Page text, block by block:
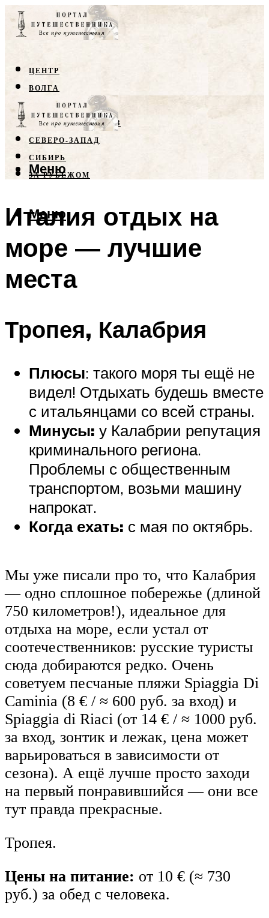
ЦЕНТР
ВОЛГА
КРЫМ
СЕВЕРНЫЙ КАВКАЗ
СЕВЕРО-ЗАПАД
СИБИРЬ
ЗА РУБЕЖОМ
Меню
Меню
Италия отдых на
море — лучшие
места
Тропея, Калабрия
Плюсы: такого моря ты ещё не
видел! Отдыхать будешь вместе
с итальянцами со всей страны.
Минусы: у Калабрии репутация
криминального региона.
Проблемы с общественным
транспортом, возьми машину
напрокат.
Когда ехать: с мая по октябрь.
Мы уже писали про то, что Калабрия
— одно сплошное побережье (длиной
750 километров!), идеальное для
отдыха на море, если устал от
соотечественников: русские туристы
сюда добираются редко. Очень
советуем песчаные пляжи Spiaggia Di
Caminia (8 € / ≈ 600 руб. за вход) и
Spiaggia di Riaci (от 14 € / ≈ 1000 руб.
за вход, зонтик и лежак, цена может
варьироваться в зависимости от
сезона). А ещё лучше просто заходи
на первый понравившийся — они все
тут правда прекрасные.
Тропея.
Цены на питание: от 10 € (≈ 730
руб.) за обед с человека.